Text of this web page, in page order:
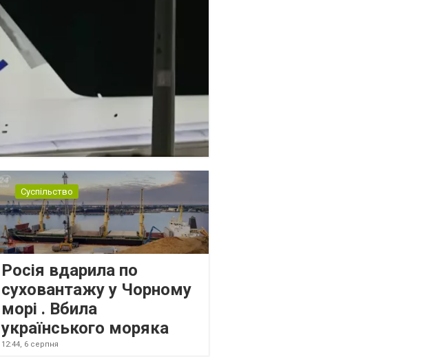
Суспільство
Росія вдарила по
суховантажу у Чорному
морі . Вбила
українського моряка
12:44, 6 серпня